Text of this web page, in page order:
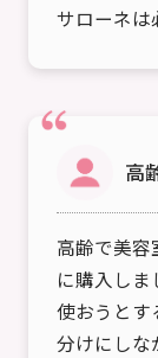
サローネは
高
高齢で美容
に購入し
使おうとす
分けにしな